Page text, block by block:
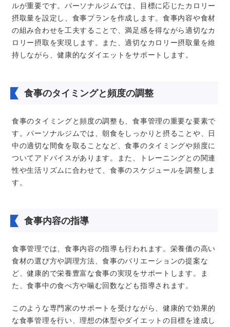
ルが重要です。パーソナルジムでは、目標に応じたカロリー
摂取量を設定し、食事プランを作成します。食事内容や食材
の組み合わせを工夫することで、満足感を得ながら適切なカ
ロリー摂取を実現します。また、適切なカロリー摂取量を維
持しながら、健康的なダイエットをサポートします。
食事のタイミングと頻度の調整
食事のタイミングと頻度の調整も、食事管理の重要な要素で
す。パーソナルジムでは、朝食をしっかりと摂ることや、日
中の適切な間食を取ることなど、食事のタイミングや頻度に
ついてアドバイスがあります。また、トレーニングとの関連
性や生活リズムに合わせて、食事のスケジュールを調整しま
す。
食事内容の指導
食事管理では、食事内容の指導も行われます。栄養価の高い
食材の選び方や調理方法、食事のバリエーションの提案な
ど、健康的で栄養豊富な食事の実現をサポートします。ま
た、食事中の食べ方や噛む回数なども指導されます。
このような専門家のサポートを受けながら、健康的で効果的
な食事管理を行い、理想の体型やダイエットの目標を達成し